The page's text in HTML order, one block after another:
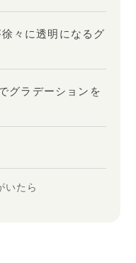
々に透明になるグ
グラデーションを
いたら